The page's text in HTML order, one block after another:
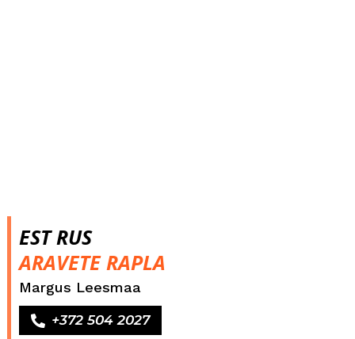
EST RUS
ARAVETE RAPLA
Margus Leesmaa
+372 504 2027